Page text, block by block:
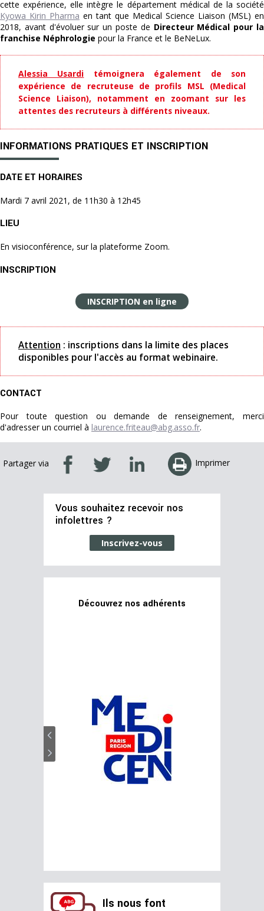
cette expérience, elle intègre le département médical de la société
Kyowa Kirin Pharma en tant que Medical Science Liaison (MSL) en
2018, avant d'évoluer sur un poste de Directeur Médical pour la
franchise Néphrologie pour la France et le BeNeLux.
Alessia Usardi témoignera également de son
expérience de recruteuse de profils MSL (Medical
Science Liaison), notamment en zoomant sur les
attentes des recruteurs à différents niveaux.
INFORMATIONS PRATIQUES ET INSCRIPTION
DATE ET HORAIRES
Mardi 7 avril 2021, de 11h30 à 12h45
LIEU
En visioconférence, sur la plateforme Zoom.
INSCRIPTION
INSCRIPTION en ligne
Attention : inscriptions dans la limite des places
disponibles pour l'accès au format webinaire.
CONTACT
Pour toute question ou demande de renseignement, merci
d'adresser un courriel à laurence.friteau@abg.asso.fr.
Partager via Imprimer
Vous souhaitez recevoir nos
infolettres ?
Inscrivez-vous
Découvrez nos adhérents
Ils nous font